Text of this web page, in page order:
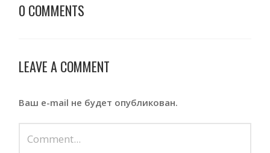
0 COMMENTS
LEAVE A COMMENT
Ваш e-mail не будет опубликован.